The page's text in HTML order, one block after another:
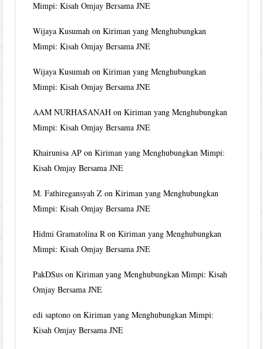
Mimpi: Kisah Omjay Bersama JNE
Wijaya Kusumah onKiriman yang Menghubungkan
Mimpi: Kisah Omjay Bersama JNE
Wijaya Kusumah onKiriman yang Menghubungkan
Mimpi: Kisah Omjay Bersama JNE
AAM NURHASANAH onKiriman yang Menghubungkan
Mimpi: Kisah Omjay Bersama JNE
Khairunisa AP onKiriman yang Menghubungkan Mimpi:
Kisah Omjay Bersama JNE
M. Fathiregansyah Z onKiriman yang Menghubungkan
Mimpi: Kisah Omjay Bersama JNE
Hidmi Gramatolina R onKiriman yang Menghubungkan
Mimpi: Kisah Omjay Bersama JNE
PakDSus onKiriman yang Menghubungkan Mimpi: Kisah
Omjay Bersama JNE
edi saptono onKiriman yang Menghubungkan Mimpi:
Kisah Omjay Bersama JNE